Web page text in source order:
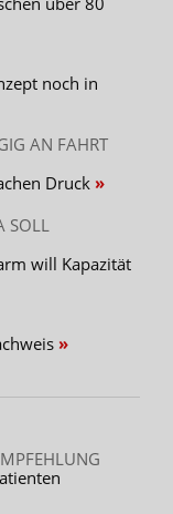
noch in
AN FAHRT
Druck
SOLL
will Kapazität